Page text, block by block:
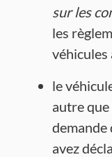
sur les
les
véhicules
le
autre
demande
avez